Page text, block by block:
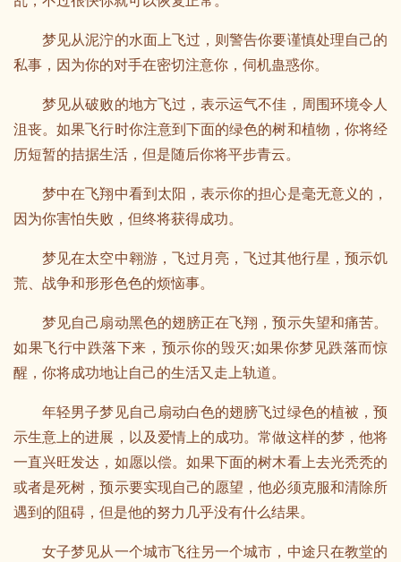
梦见从泥泞的水面上飞过，则警告你要谨慎处理自己的
私事，因为你的对手在密切注意你，伺机蛊惑你。
梦见从破败的地方飞过，表示运气不佳，周围环境令人
沮丧。如果飞行时你注意到下面的绿色的树和植物，你将经
历短暂的拮据生活，但是随后你将平步青云。
梦中在飞翔中看到太阳，表示你的担心是毫无意义的，
因为你害怕失败，但终将获得成功。
梦见在太空中翱游，飞过月亮，飞过其他行星，预示饥
荒、战争和形形色色的烦恼事。
梦见自己扇动黑色的翅膀正在飞翔，预示失望和痛苦。
如果飞行中跌落下来，预示你的毁灭;如果你梦见跌落而惊
醒，你将成功地让自己的生活又走上轨道。
年轻男子梦见自己扇动白色的翅膀飞过绿色的植被，预
示生意上的进展，以及爱情上的成功。常做这样的梦，他将
一直兴旺发达，如愿以偿。如果下面的树木看上去光秃秃的
或者是死树，预示要实现自己的愿望，他必须克服和清除所
遇到的阻碍，但是他的努力几乎没有什么结果。
女子梦见从一个城市飞往另一个城市，中途只在教堂的